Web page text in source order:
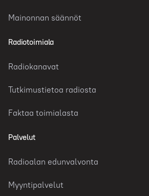
Mainonnan säännöt
Radiotoimiala
Radiokanavat
Tutkimustietoa radiosta
Faktaa toimialasta
Palvelut
Radioalan edunvalvonta
Myyntipalvelut